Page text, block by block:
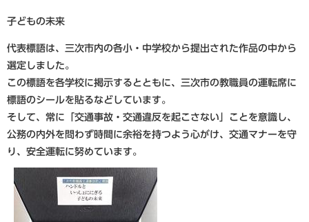
子どもの未来
代表標語は、三次市内の各小・中学校から提出された作品の中から
選定しました。
この標語を各学校に掲示するとともに、三次市の教職員の運転席に
標語のシールを貼るなどしています。
そして、常に「交通事故・交通違反を起こさない」ことを意識し、
公務の内外を問わず時間に余裕を持つよう心がけ、交通マナーを守
り、安全運転に努めています。